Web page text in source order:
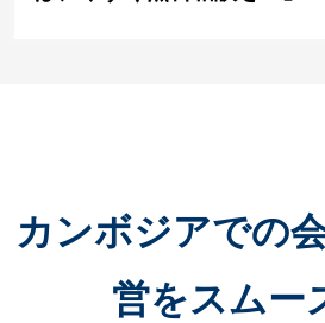
カンボジアでの
営をスムー